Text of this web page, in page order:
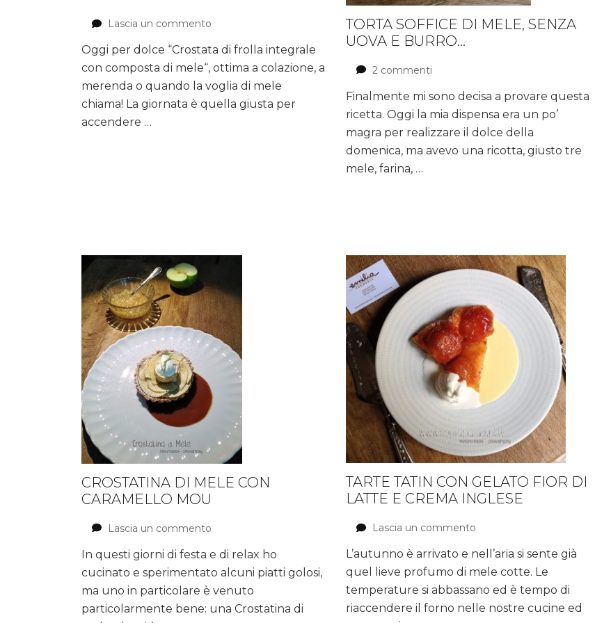
Lascia un commento
di
frolla
integrale
con
composta
Oggi per dolce “Crostata di frolla integrale
con composta di mele“, ottima a colazione, a
merenda o quando la voglia di mele
chiama! La giornata è quella giusta per
accendere …
TORTA SOFFICE DI MELE, SENZA
UOVA E BURRO…
2 commenti
soffice
di
mele,
uova
Finalmente mi sono decisa a provare questa
ricetta. Oggi la mia dispensa era un po’
magra per realizzare il dolce della
domenica, ma avevo una ricotta, giusto tre
mele, farina, …
CROSTATINA DI MELE CON
CARAMELLO MOU
Lascia un commento
di
mele
con
caramello
mou
In questi giorni di festa e di relax ho
cucinato e sperimentato alcuni piatti golosi,
ma uno in particolare è venuto
particolarmente bene: una Crostatina di
TARTE TATIN CON GELATO FIOR DI
LATTE E CREMA INGLESE
Lascia un commento
Tatin
con
gelato
fior
di
L’autunno è arrivato e nell’aria si sente già
quel lieve profumo di mele cotte. Le
temperature si abbassano ed è tempo di
riaccendere il forno nelle nostre cucine ed